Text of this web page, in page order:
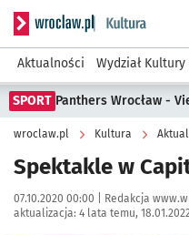
Serwis informacyjny
Aktualności Wydział Kultury
SPORT Panthers Wrocław -
wroclaw.pl Kultura
Spektakle w
Data publikacji:
07.10.2020 00:00 | Autor:
Redakcja
aktualizacja: 4 lata temu,